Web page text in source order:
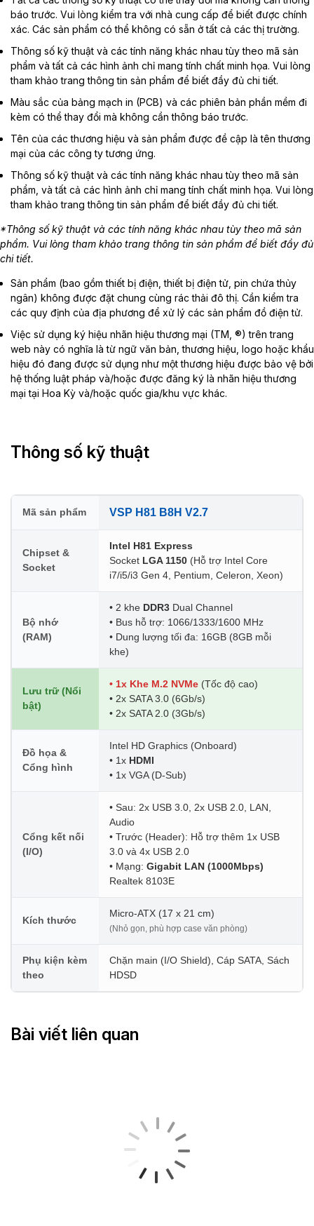
báo trước. Vui lòng kiểm tra với nhà cung cấp để biết được chính
xác. Các sản phẩm có thể không có sẵn ở tất cả các thị trường.
Thông số kỹ thuật và các tính năng khác nhau tùy theo mã sản
phẩm và tất cả các hình ảnh chỉ mang tính chất minh họa. Vui lòng
tham khảo trang thông tin sản phẩm để biết đầy đủ chi tiết.
Màu sắc của bảng mạch in (PCB) và các phiên bản phần mềm đi
kèm có thể thay đổi mà không cần thông báo trước.
Tên của các thương hiệu và sản phẩm được đề cập là tên thương
mại của các công ty tương ứng.
Thông số kỹ thuật và các tính năng khác nhau tùy theo mã sản
phẩm, và tất cả các hình ảnh chỉ mang tính chất minh họa. Vui lòng
tham khảo trang thông tin sản phẩm để biết đầy đủ chi tiết.
*Thông số kỹ thuật và các tính năng khác nhau tùy theo mã sản
phẩm. Vui lòng tham khảo trang thông tin sản phẩm để biết đầy đủ
chi tiết.
Sản phẩm (bao gồm thiết bị điện, thiết bị điện tử, pin chứa thủy
ngân) không được đặt chung cùng rác thải đô thị. Cần kiểm tra
các quy định của địa phương để xử lý các sản phẩm đồ điện tử.
Việc sử dụng ký hiệu nhãn hiệu thương mại (TM, ®) trên trang
web này có nghĩa là từ ngữ văn bản, thương hiệu, logo hoặc khẩu
hiệu đó đang được sử dụng như một thương hiệu được bảo vệ bởi
hệ thống luật pháp và/hoặc được đăng ký là nhãn hiệu thương
mại tại Hoa Kỳ và/hoặc quốc gia/khu vực khác.
Thông số kỹ thuật
Mã sản phẩm VSP H81 B8H V2.7
Chipset &
Socket
Intel H81 Express
Socket LGA 1150 (Hỗ trợ Intel Core
i7/i5/i3 Gen 4, Pentium, Celeron, Xeon)
Bộ nhớ
(RAM)
• 2 khe DDR3 Dual Channel
• Bus hỗ trợ: 1066/1333/1600 MHz
• Dung lượng tối đa: 16GB (8GB mỗi
khe)
Lưu trữ (Nổi
bật)
• 1x Khe M.2 NVMe (Tốc độ cao)
• 2x SATA 3.0 (6Gb/s)
• 2x SATA 2.0 (3Gb/s)
Đồ họa &
Cổng hình
Intel HD Graphics (Onboard)
• 1x HDMI
• 1x VGA (D-Sub)
Cổng kết nối
(I/O)
• Sau: 2x USB 3.0, 2x USB 2.0, LAN,
Audio
• Trước (Header): Hỗ trợ thêm 1x USB
3.0 và 4x USB 2.0
• Mạng: Gigabit LAN (1000Mbps)
Realtek 8103E
Kích thước
Micro-ATX (17 x 21 cm)
(Nhỏ gọn, phù hợp case văn phòng)
Phụ kiện kèm
theo
Chặn main (I/O Shield), Cáp SATA, Sách
HDSD
Bài viết liên quan